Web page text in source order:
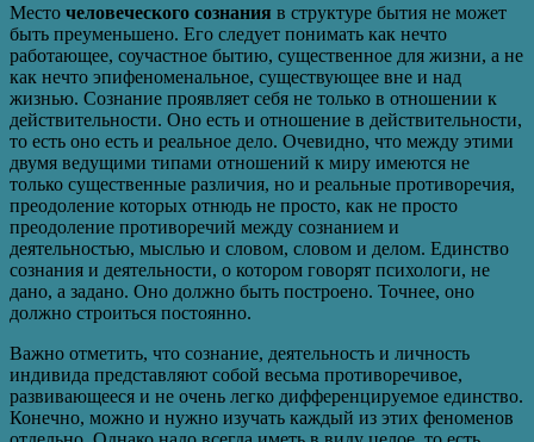
Место человеческого сознания в структуре бытия не может
быть преуменьшено. Его следует понимать как нечто
работающее, соучастное бытию, существенное для жизни, а не
как нечто эпифеноменальное, существующее вне и над
жизнью. Сознание проявляет себя не только в отношении к
действительности. Оно есть и отношение в действительности,
то есть оно есть и реальное дело. Очевидно, что между этими
двумя ведущими типами отношений к миру имеются не
только существенные различия, но и реальные противоречия,
преодоление которых отнюдь не просто, как не просто
преодоление противоречий между сознанием и
деятельностью, мыслью и словом, словом и делом. Единство
сознания и деятельности, о котором говорят психологи, не
дано, а задано. Оно должно быть построено. Точнее, оно
должно строиться постоянно.
Важно отметить, что сознание, деятельность и личность
индивида представляют собой весьма противоречивое,
развивающееся и не очень легко дифференцируемое единство.
Конечно, можно и нужно изучать каждый из этих феноменов